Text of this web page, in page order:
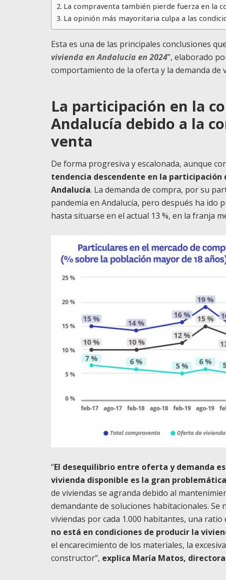
La compraventa también pierde fuerza en la
La opinión más mayoritaria culpa a las
Esta es una de las principales conclusiones
vivienda en Andalucía en 2024”, elaborado
comportamiento de la oferta y la demanda de
La participación en la
Andalucía debido a la
venta
De forma progresiva y escalonada, aunque
tendencia descendente en la
Andalucía. La demanda de compra, por su
pandemia en Andalucía, pero después ha ido
hasta situarse en el actual 13 %, en la franja
“El desequilibrio entre oferta y demanda
vivienda disponible es la gran
de viviendas se agranda debido al
demandante de soluciones habitacionales.
viviendas por cada 1.000 habitantes, una
no está en condiciones de producir la
el encarecimiento de los materiales, la
constructor”, explica María Matos,